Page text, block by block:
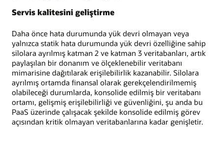
Servis kalitesini geliştirme
Daha önce hata durumunda yük devri olmayan veya
yalnızca statik hata durumunda yük devri özelliğine sahip
silolara ayrılmış katman 2 ve katman 3 veritabanları, artık
paylaşılan bir donanım ve ölçeklenebilir veritabanı
mimarisine dağıtılarak erişilebilirlik kazanabilir. Silolara
ayrılmış ortamda finansal olarak gerekçelendirilmemiş
olabileceği durumlarda, konsolide edilmiş bir veritabanı
ortamı, gelişmiş erişilebilirliği ve güvenliğini, şu anda bu
PaaS üzerinde çalışacak şekilde konsolide edilmiş görev
açısından kritik olmayan veritabanlarına kadar genişletir.